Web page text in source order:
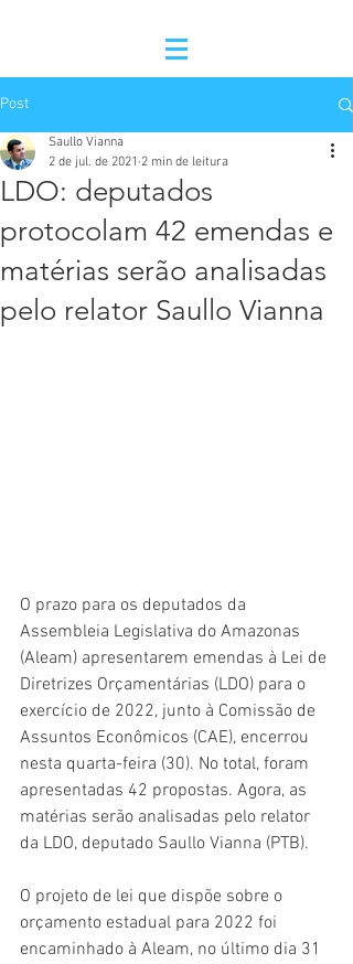
Post
LDO: deputados
protocolam 42 emendas e
matérias serão analisadas
pelo relator Saullo Vianna
Saullo Vianna
2 de jul. de 2021 2 min de leitura
O prazo para os deputados da
Assembleia Legislativa do Amazonas
(Aleam) apresentarem emendas à Lei de
Diretrizes Orçamentárias (LDO) para o
exercício de 2022, junto à Comissão de
Assuntos Econômicos (CAE), encerrou
nesta quarta-feira (30). No total, foram
apresentadas 42 propostas. Agora, as
matérias serão analisadas pelo relator
da LDO, deputado Saullo Vianna (PTB).
O projeto de lei que dispõe sobre o
orçamento estadual para 2022 foi
encaminhado à Aleam, no último dia 31